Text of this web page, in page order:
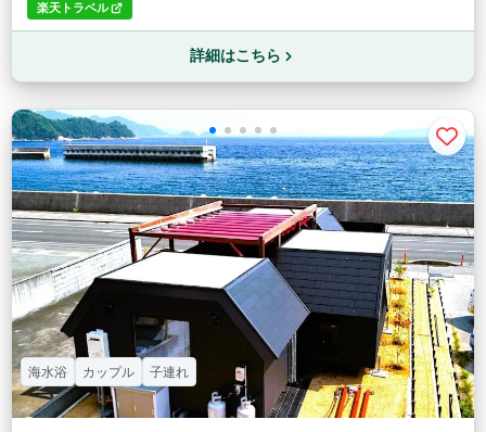
楽天トラベル
詳細はこちら
海水浴 カップル 子連れ